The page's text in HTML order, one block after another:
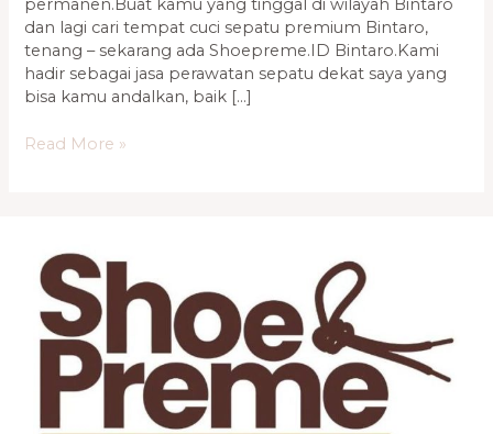
permanen.Buat kamu yang tinggal di wilayah Bintaro
dan lagi cari tempat cuci sepatu premium Bintaro,
tenang – sekarang ada Shoepreme.ID Bintaro.Kami
hadir sebagai jasa perawatan sepatu dekat saya yang
bisa kamu andalkan, baik […]
Read More »